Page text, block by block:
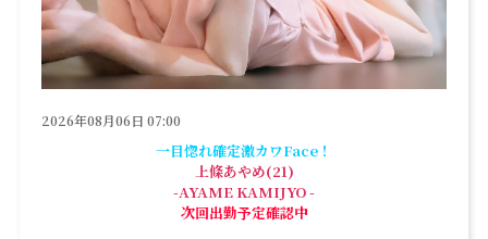
2026年08月06日 07:00
一目惚れ確定激カワFace！
上條あやめ(21)
-AYAME KAMIJYO -
次回出勤予定確認中